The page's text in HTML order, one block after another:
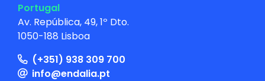
Portugal
Av. República, 49, 1º Dto.
1050-188 Lisboa
(+351) 938 309 700
info@endalia.pt